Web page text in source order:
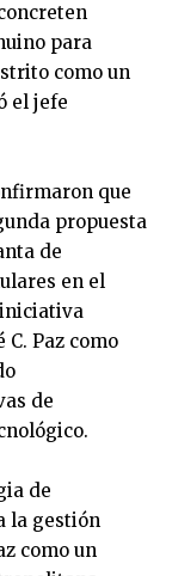
para
como un
el jefe
que
propuesta
de
en el
Paz como
de
de
la gestión
como un